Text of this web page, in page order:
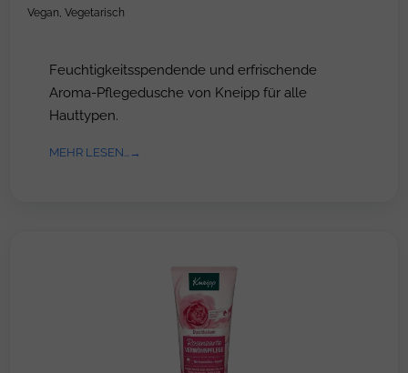
Vegan Vegetarisch
Feuchtigkeitsspendende und erfrischende
Aroma-Pflegedusche von Kneipp für alle
Hauttypen.
MEHR LESEN...